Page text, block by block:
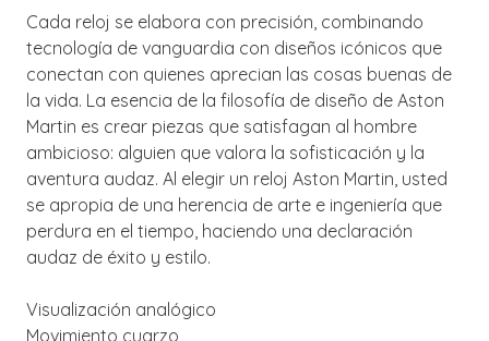
Cada reloj se elabora con precisión, combinando
tecnología de vanguardia con diseños icónicos que
conectan con quienes aprecian las cosas buenas de
la vida. La esencia de la filosofía de diseño de Aston
Martin es crear piezas que satisfagan al hombre
ambicioso: alguien que valora la sofisticación y la
aventura audaz. Al elegir un reloj Aston Martin, usted
se apropia de una herencia de arte e ingeniería que
perdura en el tiempo, haciendo una declaración
audaz de éxito y estilo.
Visualización analógico
Movimiento cuarzo